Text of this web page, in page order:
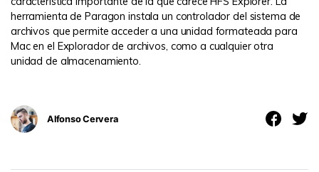
herramienta de Paragon instala un controlador del sistema de
archivos que permite acceder a una unidad formateada para
Mac en el Explorador de archivos, como a cualquier otra
unidad de almacenamiento.
Alfonso Cervera